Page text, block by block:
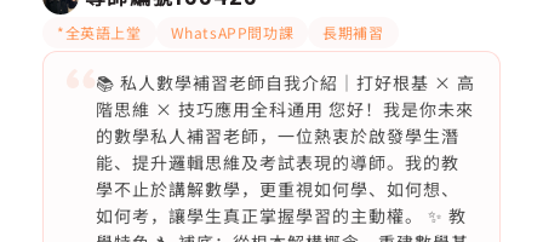
*全英語上堂 WhatsAPP問功課 長期補習
📚 私人數學補習老師自我介紹｜打好根基 × 高
階思維 × 技巧應用全科通用 您好！我是你未來
的數學私人補習老師，一位熱衷於啟發學生潛
能、提升邏輯思維及考試表現的導師。我的教
學不止於講解數學，更重視如何學、如何想、
如何考，讓學生真正掌握學習的主動權。 ✨ 教